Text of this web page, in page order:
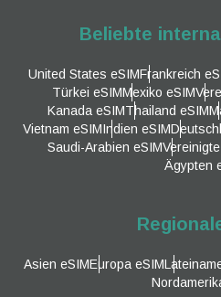
Beliebte
United States eSIMFrankreich
Türkei eSIMMexiko eSIM
Kanada eSIMThailand eSIM
Vietnam eSIMIndien eSIM
Saudi-Arabien eSIM
Ägypten
Asien eSIMEuropa eSIM